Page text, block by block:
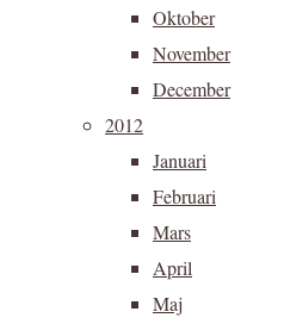
Oktober
November
December
2012
Januari
Februari
Mars
April
Maj